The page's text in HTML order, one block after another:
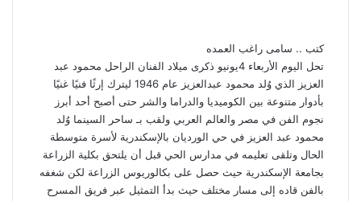
كتب .. سامى راغب العمده
تحل اليوم الأربعاء 4يونيو ذكرى ميلاد الفنان الراحل محمود عبد
العزيز الذي وُلد محمود عبدالعزيز عام 1946 ليترك إرثًا فنيًا غنيًا
بأدوار متنوعة بين الكوميديا والدراما والشر حتى أصبح أحد أبرز
نجوم الفن في مصر والعالم العربي ولقب بـ ساحر السينما وُلد
محمود عبد العزيز في حي الورديان بالإسكندرية لأسرة متوسطة
الحال وتلقى تعليمه في مدارس الحي قبل أن يلتحق بكلية الزراعة
بجامعة الإسكندرية حيث حصل على بكالوريوس الزراعة لكن شغفه
بالفن قاده إلى مسار مختلف حيث بدأ التمثيل عبر فريق المسرح